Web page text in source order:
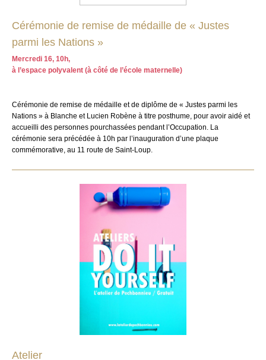
Cérémonie de remise de médaille de « Justes
parmi les Nations »
Mercredi 16, 10h,
à l’espace polyvalent (à côté de l’école maternelle)
Cérémonie de remise de médaille et de diplôme de « Justes parmi les
Nations » à Blanche et Lucien Robène à titre posthume, pour avoir aidé et
accueilli des personnes pourchassées pendant l’Occupation. La
cérémonie sera précédée à 10h par l’inauguration d’une plaque
commémorative, au 11 route de Saint-Loup.
Atelier